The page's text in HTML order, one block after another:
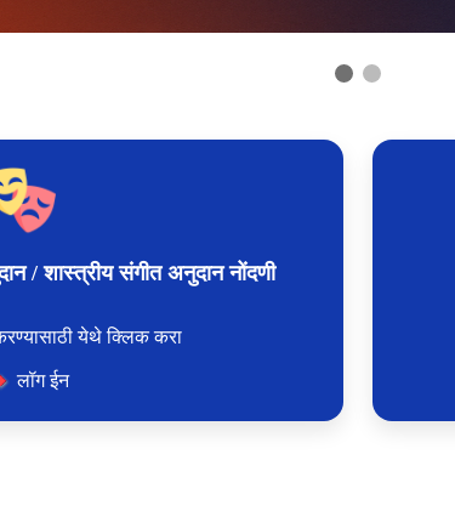
/ शास्त्रीय संगीत अनुदान नोंदणी
येथे क्लिक करा
लॉग ईन